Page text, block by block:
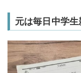
元は毎日中学生